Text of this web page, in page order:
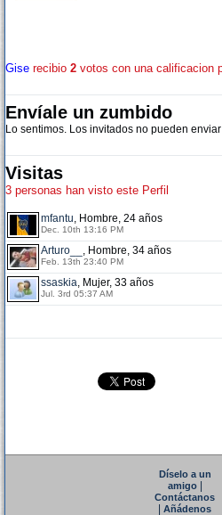
Gise recibio 2 votos con una calificacion
Envíale un zumbido
Lo sentimos. Los invitados no pueden enviar
Visitas
3 personas han visto este Perfil
mfantu, Hombre, 24 años
Dec. 10th 13:16 PM
Arturo__ , Hombre, 34 años
Feb. 13th 23:40 PM
ssaskia, Mujer, 33 años
Jul. 3rd 05:37 AM
Díselo a un
amigo|
Contáctanos
Añádenos